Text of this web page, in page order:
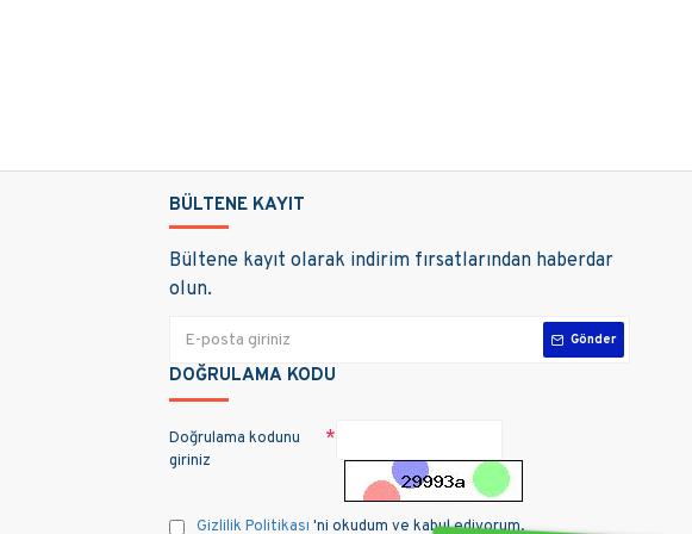
BÜLTENE KAYIT
Bültene kayıt olarak indirim fırsatlarından haberdar
olun.
Gönder
DOĞRULAMA KODU
Doğrulama kodunu
giriniz
Gizlilik Politikası 'ni okudum ve kabul ediyorum.